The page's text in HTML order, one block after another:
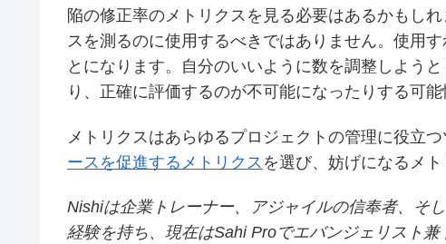
陥の修正率のメトリクスを見る必要はあるかもし
スを測るのに使用するべきではありません。使用
とになります。自分のいいように数を調整しよう
り、正確に評価するのが不可能になったりする可能
メトリクスはあらゆるプロジェクトの管理に役立
ースを促進するメトリクス を選び、妨げになるメ
Nishiは企業トレーナー、アジャイルの信奉者、そ
経験を持ち、現在はSahi Proでエバンジェリスト